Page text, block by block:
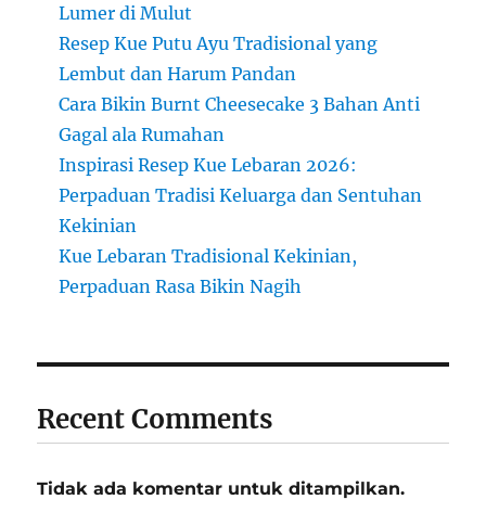
Lumer di Mulut
Resep Kue Putu Ayu Tradisional yang
Lembut dan Harum Pandan
Cara Bikin Burnt Cheesecake 3 Bahan Anti
Gagal ala Rumahan
Inspirasi Resep Kue Lebaran 2026:
Perpaduan Tradisi Keluarga dan Sentuhan
Kekinian
Kue Lebaran Tradisional Kekinian,
Perpaduan Rasa Bikin Nagih
Recent Comments
Tidak ada komentar untuk ditampilkan.